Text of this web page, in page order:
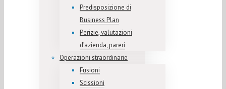
Predisposizione di
Business Plan
Perizie, valutazioni
d’azienda, pareri
Operazioni straordinarie
Fusioni
Scissioni